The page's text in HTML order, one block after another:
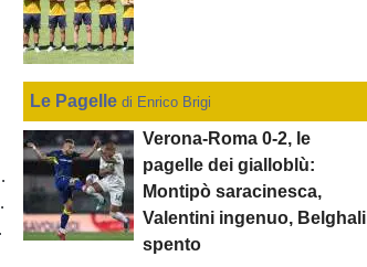
Le Pagelle di Enrico Brigi
Verona-Roma 0-2, le
pagelle dei gialloblù:
Montipò saracinesca,
Valentini ingenuo, Belghali
spento